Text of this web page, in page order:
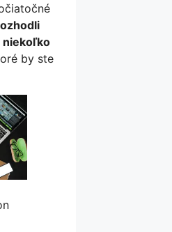
niekoľko
by ste